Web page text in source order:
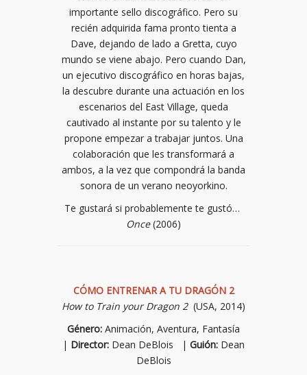
importante sello discográfico. Pero su
recién adquirida fama pronto tienta a
Dave, dejando de lado a Gretta, cuyo
mundo se viene abajo. Pero cuando Dan,
un ejecutivo discográfico en horas bajas,
la descubre durante una actuación en los
escenarios del East Village, queda
cautivado al instante por su talento y le
propone empezar a trabajar juntos. Una
colaboración que les transformará a
ambos, a la vez que compondrá la banda
sonora de un verano neoyorkino.
Te gustará si probablemente te gustó…
Once(2006)
CÓMO ENTRENAR A TU DRAGÓN 2
How to Train your Dragon 2(USA, 2014)
Género: Animación, Aventura, Fantasía
| Director: Dean DeBlois | Guión: Dean
DeBlois